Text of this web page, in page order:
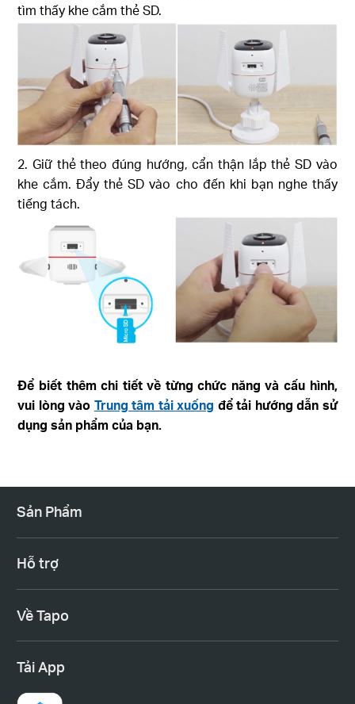
tìm thấy khe cắm thẻ SD.
2. Giữ thẻ theo đúng hướng, cẩn thận lắp thẻ SD vào
khe cắm. Đẩy thẻ SD vào cho đến khi bạn nghe thấy
tiếng tách.
Để biết thêm chi tiết về từng chức năng và cấu hình,
vui lòng vào Trung tâm tải xuống để tải hướng dẫn sử
dụng sản phẩm của bạn.
Sản Phẩm
Hỗ trợ
Về Tapo
Tải App